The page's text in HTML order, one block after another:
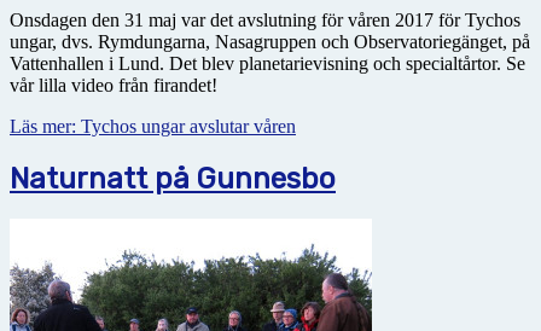
Onsdagen den 31 maj var det avslutning för våren 2017 för Tychos
ungar, dvs. Rymdungarna, Nasagruppen och Observatoriegänget, på
Vattenhallen i Lund. Det blev planetarievisning och specialtårtor. Se
vår lilla video från firandet!
Läs mer: Tychos ungar avslutar våren
Naturnatt på Gunnesbo